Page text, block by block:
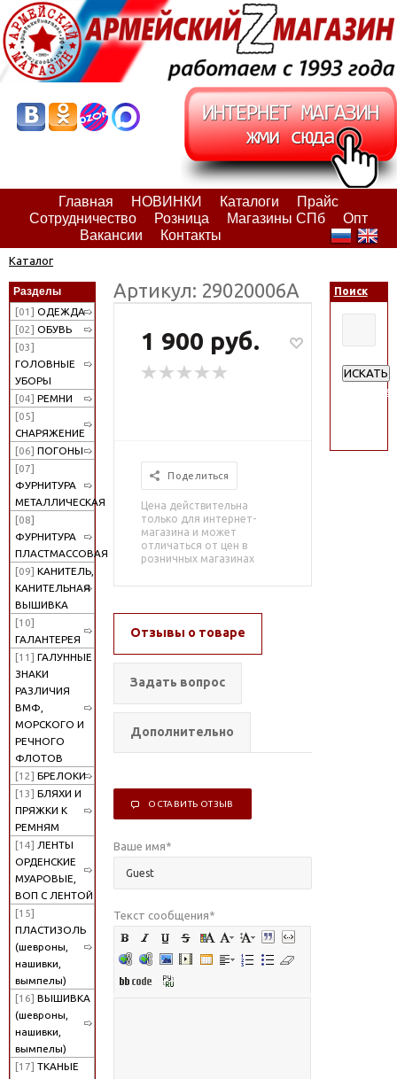
Главная НОВИНКИ Каталоги
Прайс
Сотрудничество
Розница Магазины СПб
Опт
Вакансии
Контакты
Каталог
Разделы
[01] ОДЕЖДА
[02] ОБУВЬ
[03]
ГОЛОВНЫЕ
УБОРЫ
[04] РЕМНИ
[05]
СНАРЯЖЕНИЕ
[06] ПОГОНЫ
[07]
ФУРНИТУРА
МЕТАЛЛИЧЕСКАЯ
[08]
ФУРНИТУРА
ПЛАСТМАССОВАЯ
[09] КАНИТЕЛЬ,
КАНИТЕЛЬНАЯ
ВЫШИВКА
[10]
ГАЛАНТЕРЕЯ
[11] ГАЛУННЫЕ
ЗНАКИ
РАЗЛИЧИЯ
ВМФ,
МОРСКОГО И
РЕЧНОГО
ФЛОТОВ
[12] БРЕЛОКИ
[13] БЛЯХИ И
ПРЯЖКИ К
РЕМНЯМ
[14] ЛЕНТЫ
ОРДЕНСКИЕ
МУАРОВЫЕ,
ВОП С ЛЕНТОЙ
[15]
ПЛАСТИЗОЛЬ
(шевроны,
нашивки,
вымпелы)
[16] ВЫШИВКА
(шевроны,
нашивки,
вымпелы)
[17] ТКАНЫЕ
Артикул: 29020006А
1 900 руб.
Поделиться
Цена действительна
только для интернет-
магазина и может
отличаться от цен в
розничных магазинах
Отзывы о товаре
Задать вопрос
Дополнительно
ОСТАВИТЬ ОТЗЫВ
Ваше имя*
Текст сообщения*
Поиск
ИСКАТЬ